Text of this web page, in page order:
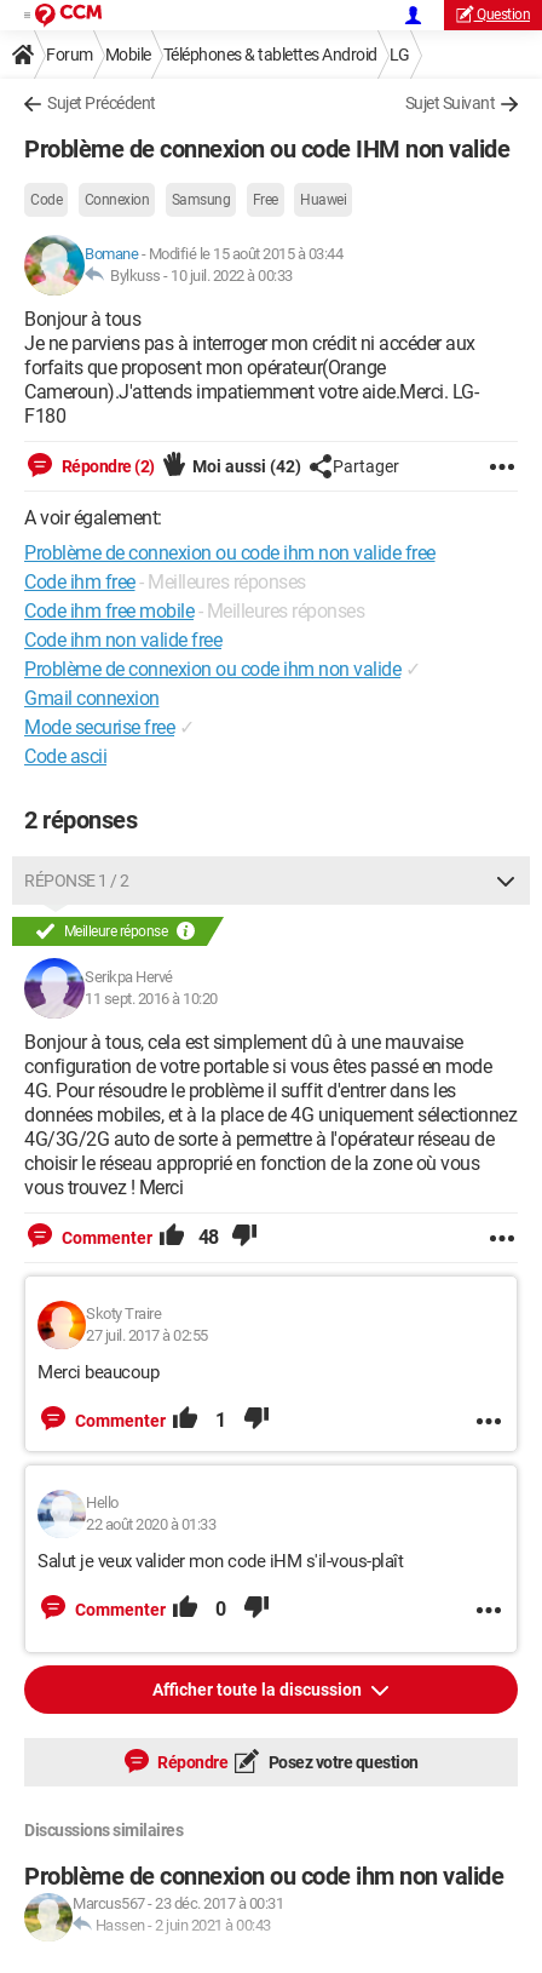
Question
Forum Mobile Téléphones & tablettes Android LG
Sujet Précédent Sujet Suivant
Problème de connexion ou code IHM non valide
Code Connexion Samsung Free Huawei
Bomane- Modifié le 15 août 2015 à 03:44
Bylkuss - 10 juil. 2022 à 00:33
Bonjour à tous
Je ne parviens pas à interroger mon crédit ni accéder aux
forfaits que proposent mon opérateur(Orange
Cameroun).J'attends impatiemment votre aide.Merci. LG-
F180
Répondre (2) Moi aussi (42) Partager
A voir également:
Problème de connexion ou code ihm non valide free
Code ihm free- Meilleures réponses
Code ihm free mobile - Meilleures réponses
Code ihm non valide free
Problème de connexion ou code ihm non valide ✓
Gmail connexion
Mode securise free ✓
Code ascii
2 réponses
RÉPONSE 1 / 2
Meilleure réponse
Serikpa Hervé
11 sept. 2016 à 10:20
Bonjour à tous, cela est simplement dû à une mauvaise
configuration de votre portable si vous êtes passé en mode
4G. Pour résoudre le problème il suffit d'entrer dans les
données mobiles, et à la place de 4G uniquement sélectionnez
4G/3G/2G auto de sorte à permettre à l'opérateur réseau de
choisir le réseau approprié en fonction de la zone où vous
vous trouvez ! Merci
Commenter 48
Skoty Traire
27 juil. 2017 à 02:55
Merci beaucoup
Commenter 1
Hello
22 août 2020 à 01:33
Salut je veux valider mon code iHM s'il-vous-plaît
Commenter 0
Afficher toute la discussion
Répondre Posez votre question
Discussions similaires
Problème de connexion ou code ihm non valide
Marcus567-23 déc. 2017 à 00:31
Hassen-2 juin 2021 à 00:43